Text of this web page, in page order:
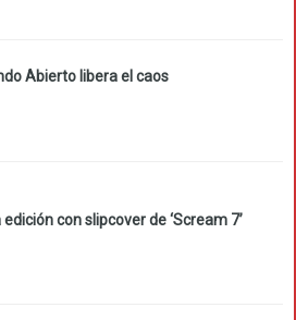
Abierto libera el caos
con slipcover de ‘Scream 7’